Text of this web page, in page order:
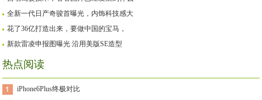
全新一代日产奇骏首曝光，内饰科技感大
花了36亿打造出来，要做中国的宝马，
新款雷凌申报图曝光 沿用美版SE造型
热点阅读
iPhone6Plus终极对比